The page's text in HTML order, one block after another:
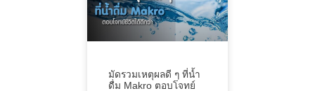
มัดรวมเหตุผลดี ๆ ที่น้ำ
ดื่ม Makro ตอบโจทย์